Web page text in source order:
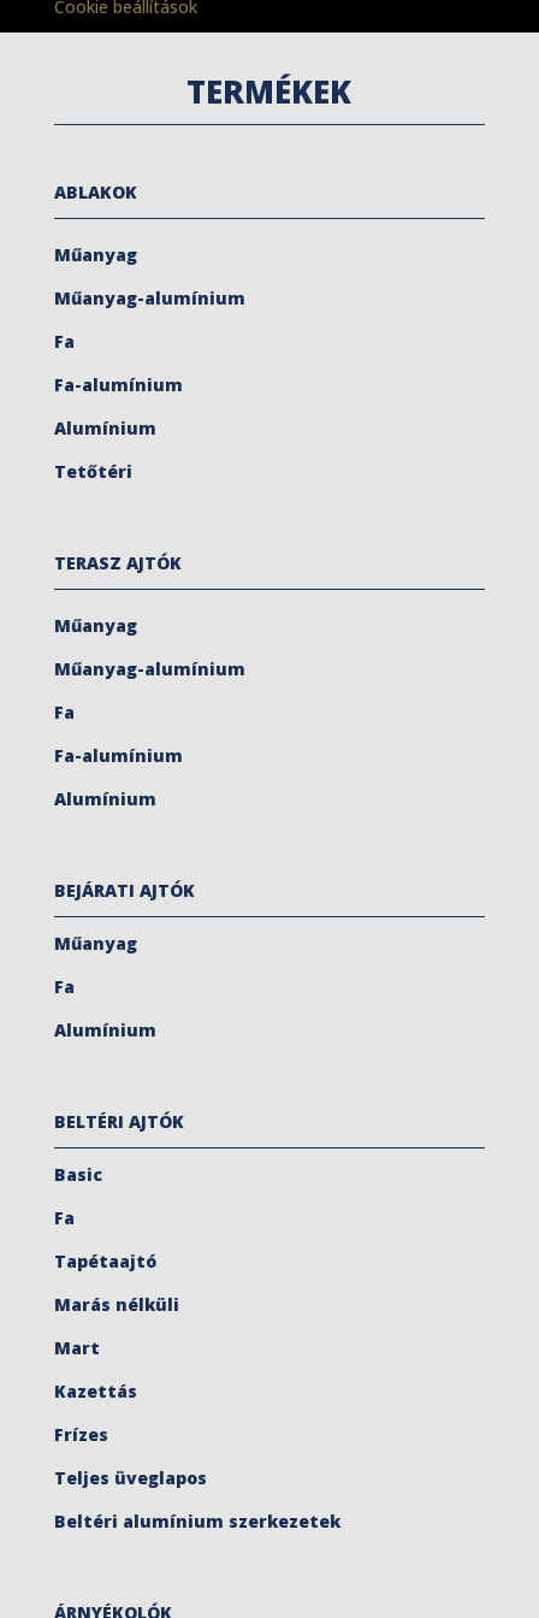
Cookie beállítások
TERMÉKEK
ABLAKOK
Műanyag
Műanyag-alumínium
Fa
Fa-alumínium
Alumínium
Tetőtéri
TERASZ AJTÓK
Műanyag
Műanyag-alumínium
Fa
Fa-alumínium
Alumínium
BEJÁRATI AJTÓK
Műanyag
Fa
Alumínium
BELTÉRI AJTÓK
Basic
Fa
Tapétaajtó
Marás nélküli
Mart
Kazettás
Frízes
Teljes üveglapos
Beltéri alumínium szerkezetek
ÁRNYÉKOLÓK